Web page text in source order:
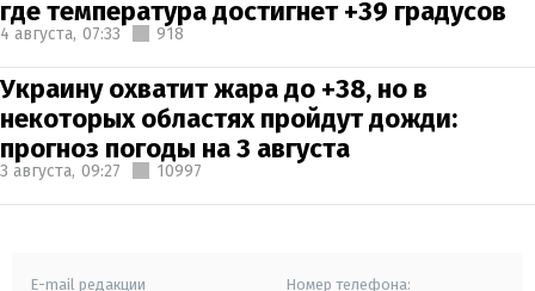
где температура достигнет +39 градусов
4 августа, 07:33 918
Украину охватит жара до +38, но в
некоторых областях пройдут дожди:
прогноз погоды на 3 августа
3 августа, 09:27 10997
E-mail редакции Номер телефона: